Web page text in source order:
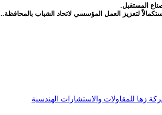
المستقبل.
لتعزيز العمل المؤسسي لاتحاد الشباب بالمحافظة..
للمقاولات والاستشارات الهندسية